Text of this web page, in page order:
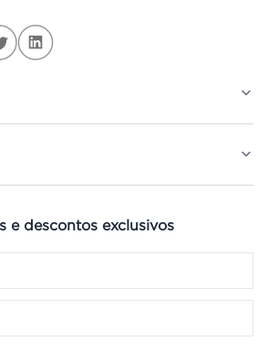
e descontos exclusivos